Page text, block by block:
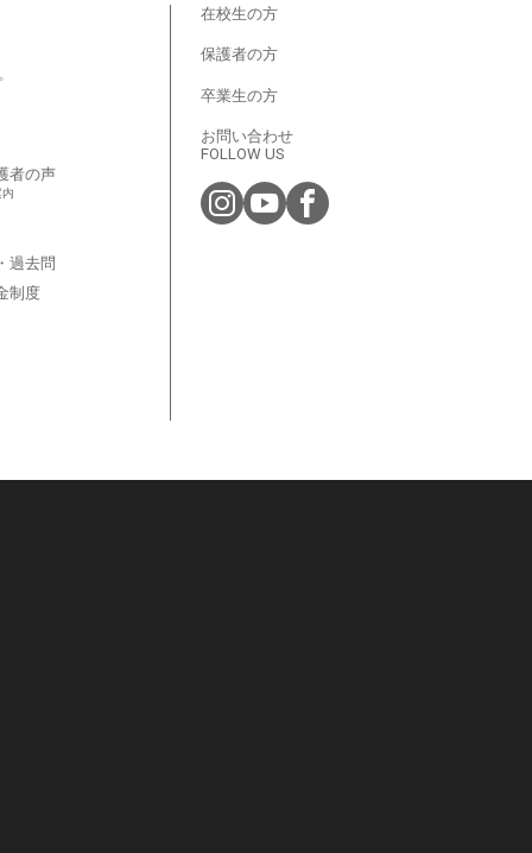
者の声
過去問
制度
在校生の方
保護者の方
卒業生の方
お問い合わせ
FOLLOW US